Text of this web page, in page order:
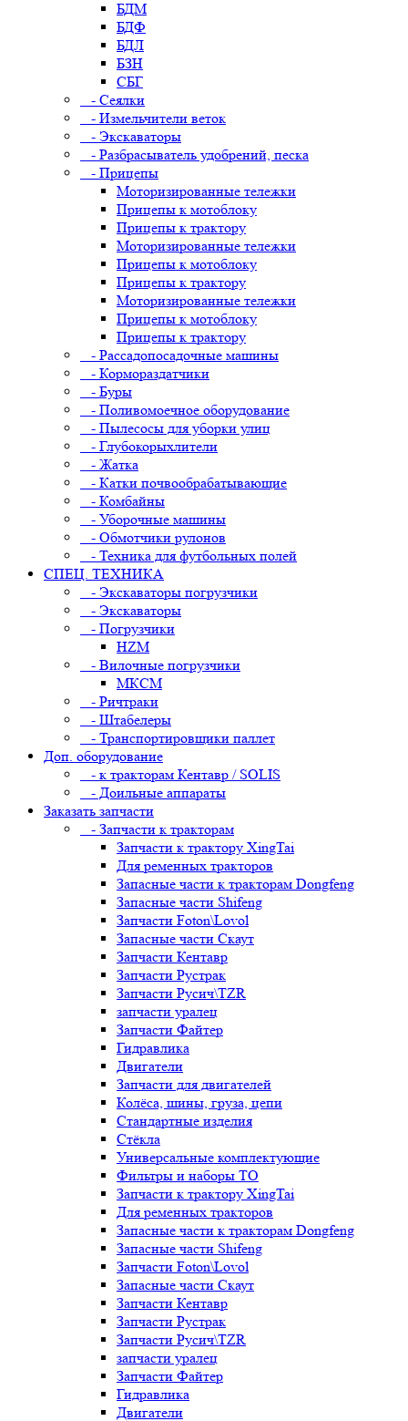
БДМ
БДФ
БДЛ
БЗН
СБГ
- Сеялки
- Измельчители веток
- Экскаваторы
- Разбрасыватель удобрений, песка
- Прицепы
Моторизированные тележки
Прицепы к мотоблоку
Прицепы к трактору
Моторизированные тележки
Прицепы к мотоблоку
Прицепы к трактору
Моторизированные тележки
Прицепы к мотоблоку
Прицепы к трактору
- Рассадопосадочные машины
- Кормораздатчики
- Буры
- Поливомоечное оборудование
- Пылесосы для уборки улиц
- Глубокорыхлители
- Жатка
- Катки почвообрабатывающие
- Комбайны
- Уборочные машины
- Обмотчики рулонов
- Техника для футбольных полей
СПЕЦ. ТЕХНИКА
- Экскаваторы погрузчики
- Экскаваторы
- Погрузчики
HZM
- Вилочные погрузчики
МКСМ
- Ричтраки
- Штабелеры
- Транспортировщики паллет
Доп. оборудование
- к тракторам Кентавр / SOLIS
- Доильные аппараты
Заказать запчасти
- Запчасти к тракторам
Запчасти к трактору XingTai
Для ременных тракторов
Запасные части к тракторам Dongfeng
Запасные части Shifeng
Запчасти Foton\Lovol
Запасные части Скаут
Запчасти Кентавр
Запчасти Рустрак
Запчасти Русич\TZR
запчасти уралец
Запчасти Файтер
Гидравлика
Двигатели
Запчасти для двигателей
Колёса, шины, груза, цепи
Стандартные изделия
Стёкла
Универсальные комплектующие
Фильтры и наборы ТО
Запчасти к трактору XingTai
Для ременных тракторов
Запасные части к тракторам Dongfeng
Запасные части Shifeng
Запчасти Foton\Lovol
Запасные части Скаут
Запчасти Кентавр
Запчасти Рустрак
Запчасти Русич\TZR
запчасти уралец
Запчасти Файтер
Гидравлика
Двигатели